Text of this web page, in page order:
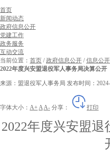
首页
新闻动态
政府信息公开
党建工作
政务服务
互动交流
当前位置： 首页 /政府信息公开 /信息公
2022年度兴安盟退役军人事务局决算公开
来源：盟退役军人事务局 发布时间：
字体大小： A+ AA- 分享： 打印
2022年度兴安盟